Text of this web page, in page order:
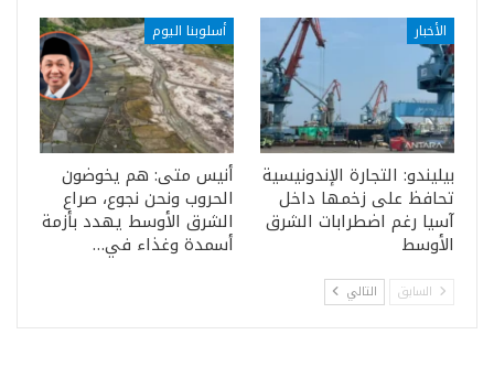
الأخبار
بيليندو: التجارة الإندونيسية
تحافظ على زخمها داخل
آسيا رغم اضطرابات الشرق
الأوسط
أسلوبنا اليوم
أنيس متى: هم يخوضون
الحروب ونحن نجوع، صراع
الشرق الأوسط يهدد بأزمة
أسمدة وغذاء في…
السابق التالي